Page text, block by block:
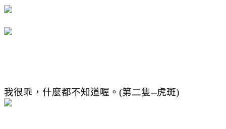
我很乖，什麼都不知道喔。(第二隻--虎斑)